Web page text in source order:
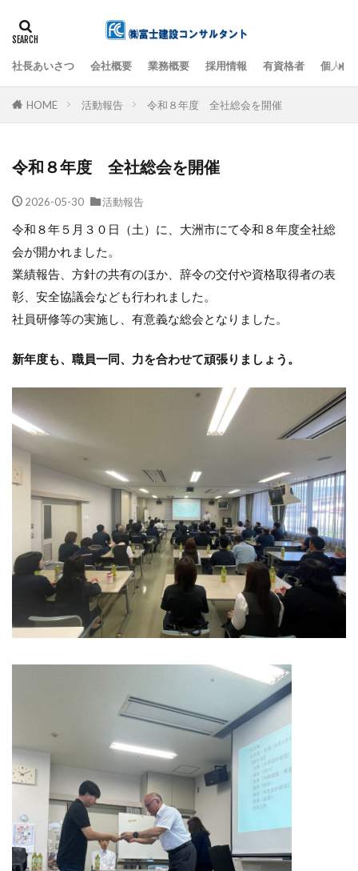
社長あいさつ 会社概要 業務概要 採用情報 有資格者 個人情
HOME 活動報告 令和８年度 全社総会を開催
令和８年度 全社総会を開催
2026-05-30 活動報告
令和８年５月３０日（土）に、大洲市にて令和８年度全社総
会が開かれました。
業績報告、方針の共有のほか、辞令の交付や資格取得者の表
彰、安全協議会なども行われました。
社員研修等の実施し、有意義な総会となりました。
新年度も、職員一同、力を合わせて頑張りましょう。
検索